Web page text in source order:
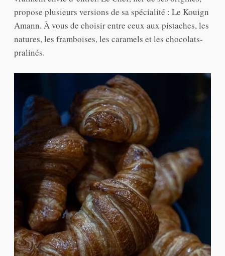
propose plusieurs versions de sa spécialité : Le Kouign
Amann. À vous de choisir entre ceux aux pistaches, les
natures, les framboises, les caramels et les chocolats-
pralinés.